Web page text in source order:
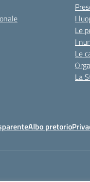
I
Le
I
Le
La
Albo pretorio